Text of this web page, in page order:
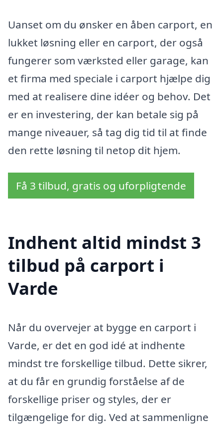
Uanset om du ønsker en åben carport, en
lukket løsning eller en carport, der også
fungerer som værksted eller garage, kan
et firma med speciale i carport hjælpe dig
med at realisere dine idéer og behov. Det
er en investering, der kan betale sig på
mange niveauer, så tag dig tid til at finde
den rette løsning til netop dit hjem.
Få 3 tilbud, gratis og uforpligtende
Indhent altid mindst 3
tilbud på carport i
Varde
Når du overvejer at bygge en carport i
Varde, er det en god idé at indhente
mindst tre forskellige tilbud. Dette sikrer,
at du får en grundig forståelse af de
forskellige priser og styles, der er
tilgængelige for dig. Ved at sammenligne